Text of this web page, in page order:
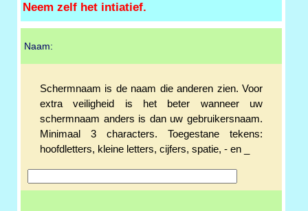
Neem zelf het intiatief.
Naam:
Schermnaam is de naam die anderen zien. Voor
extra veiligheid is het beter wanneer uw
schermnaam anders is dan uw gebruikersnaam.
Minimaal 3 characters. Toegestane tekens:
hoofdletters, kleine letters, cijfers, spatie, - en _